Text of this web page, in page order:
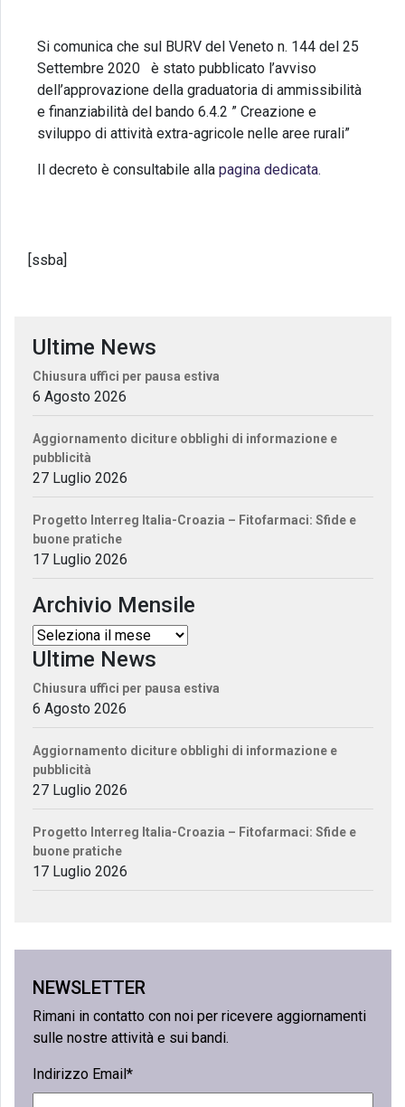
Si comunica che sul BURV del Veneto n. 144 del 25
Settembre 2020 è stato pubblicato l’avviso
dell’approvazione della graduatoria di ammissibilità
e finanziabilità del bando 6.4.2 ” Creazione e
sviluppo di attività extra-agricole nelle aree rurali”
Il decreto è consultabile alla pagina dedicata.
[ssba]
Ultime News
Chiusura uffici per pausa estiva
6 Agosto 2026
Aggiornamento diciture obblighi di informazione e
pubblicità
27 Luglio 2026
Progetto Interreg Italia-Croazia – Fitofarmaci: Sfide e
buone pratiche
17 Luglio 2026
Archivio Mensile
Ultime News
Chiusura uffici per pausa estiva
6 Agosto 2026
Aggiornamento diciture obblighi di informazione e
pubblicità
27 Luglio 2026
Progetto Interreg Italia-Croazia – Fitofarmaci: Sfide e
buone pratiche
17 Luglio 2026
NEWSLETTER
Rimani in contatto con noi per ricevere aggiornamenti
sulle nostre attività e sui bandi.
Indirizzo Email*